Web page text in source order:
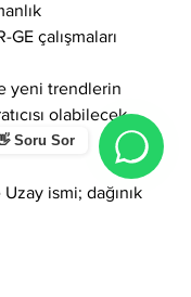
Soru Sor
çalışmaları
yeni trendlerin
olabilecek
ismi; dağınık